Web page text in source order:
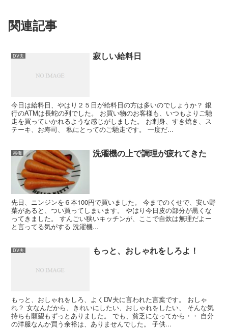
関連記事
DV夫 寂しい給料日
今日は給料日、やはり２５日が給料日の方は多いのでしょうか？ 銀
行のATMは長蛇の列でした。 お買い物のお客様も、いつもよりご馳
走を買っていかれるような感じがしました。 お刺身、すき焼き、ス
テーキ、お寿司、 私にとってのご馳走です。 一度だ...
愚痴 洗濯機の上で調理が疲れてきた
先日、ニンジンを６本100円で買いました。 今までのくせで、安い野
菜があると、つい買ってしまいます。 やはり今日皮の部分が黒くな
ってきました。 すんごい狭いキッチンが、ここで自炊は無理だよー
と言ってる気がする 洗濯機...
DV夫 もっと、おしゃれをしろよ！
もっと、おしゃれをしろ、よくDV夫に言われた言葉です。 おしゃ
れ？ 女なんだから、きれいにしたい、おしゃれをしたい、 そんな気
持ちも願望もずっとありました。 でも、貧乏になってから・・ 自分
の洋服なんか買う余裕は、ありませんでした。 子供...